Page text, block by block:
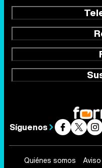
Síguenos
Quiénes somos